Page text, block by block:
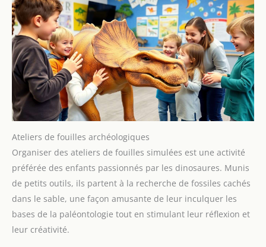
Ateliers de fouilles archéologiques
Organiser des ateliers de fouilles simulées est une activité
préférée des enfants passionnés par les dinosaures. Munis
de petits outils, ils partent à la recherche de fossiles cachés
dans le sable, une façon amusante de leur inculquer les
bases de la paléontologie tout en stimulant leur réflexion et
leur créativité.